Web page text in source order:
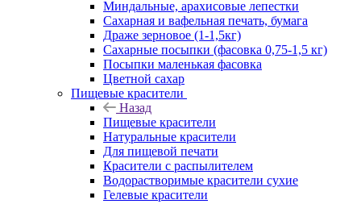
Миндальные, арахисовые лепестки
Сахарная и вафельная печать, бумага
Драже зерновое (1-1,5кг)
Сахарные посыпки (фасовка 0,75-1,5 кг)
Посыпки маленькая фасовка
Цветной сахар
Пищевые красители
Назад
Пищевые красители
Натуральные красители
Для пищевой печати
Красители с распылителем
Водорастворимые красители сухие
Гелевые красители